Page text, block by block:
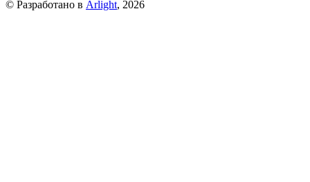
© Разработано в Arlight, 2026